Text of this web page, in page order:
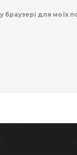
браузері для моїх